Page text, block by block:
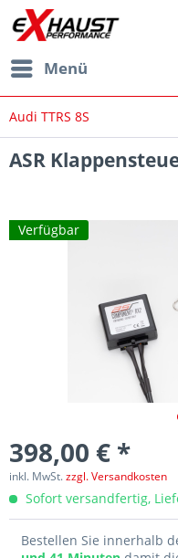
Menü
Audi TTRS 8S
ASR
Verfügbar
398,00 € *
inkl. MwSt.zzgl. Versandkosten
Sofort versandfertig,
Bestellen Sie innerhalb